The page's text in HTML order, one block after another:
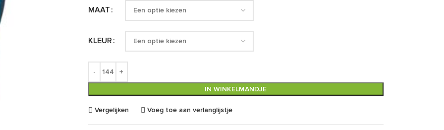
MAAT
KLEUR
IN WINKELMANDJE
Vergelijken Voeg toe aan verlanglijstje